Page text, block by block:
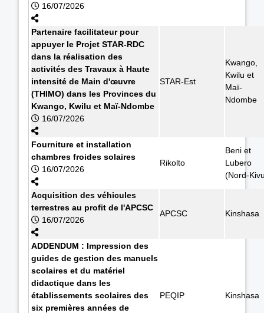
16/07/2026
Partenaire facilitateur pour
appuyer le Projet STAR-RDC
dans la réalisation des
activités des Travaux à Haute
intensité de Main d'œuvre
(THIMO) dans les Provinces du
Kwango, Kwilu et Maï-Ndombe
16/07/2026
STAR-Est
Kwango,
Kwilu et
Maï-
Ndombe
Fourniture et installation
chambres froides solaires
16/07/2026
Rikolto
Beni et
Lubero
(Nord-
Acquisition des véhicules
terrestres au profit de l'APCSC
16/07/2026
APCSC Kinshasa
ADDENDUM : Impression des
guides de gestion des manuels
scolaires et du matériel
didactique dans les
établissements scolaires des
six premières années de
PEQIP Kinshasa